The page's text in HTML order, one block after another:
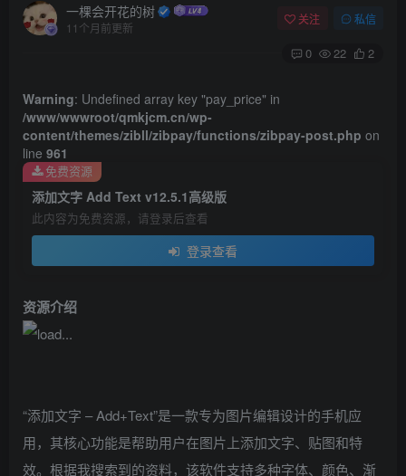
一棵会开花的树
11个月前更新
关注 私信
0 22 2
Warning: Undefined array key "pay_price" in
/www/wwwroot/qmkjcm.cn/wp-
content/themes/zibll/zibpay/functions/zibpay-post.php on
line 961
添加文字 Add Text v12.5.1高级版
此内容为免费资源，请登录后查看
登录查看
免费资源
资源介绍
“添加文字 – Add+Text”是一款专为图片编辑设计的手机应
用，其核心功能是帮助用户在图片上添加文字、贴图和特
效。根据我搜索到的资料，该软件支持多种字体、颜色、渐